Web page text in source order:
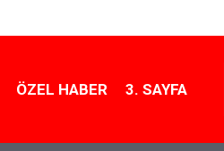
ÖZEL HABER 3. SAYFA